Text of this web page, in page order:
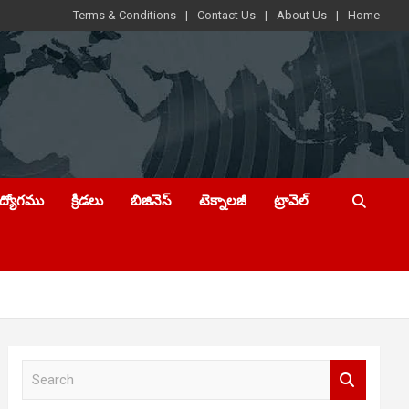
Terms & Conditions Contact Us About Us Home
క్రీడలు బిజినెస్ టెక్నాలజీ ట్రావెల్